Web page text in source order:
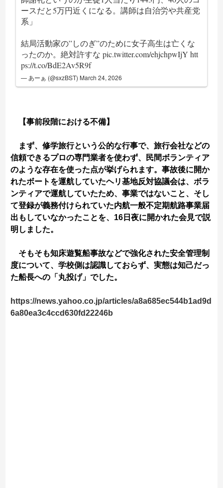
ースだと5万円近くになる。講師は自治労や共産党
系」
結局活動家の”しのぎ”のために女子高生は亡くな
ったのか。絶対許すなpic.twitter.com/ehjchpwIjY htt
ps://t.co/BdE2Av5R9f
— あーぁ (@sxzBST) March 24, 2026
【事前段階における不備】
まず、修学旅行という公的な行事で、旅行会社などの
信頼できるプロの専門業者を使わず、民間ボランティア
のような存在を使った点が挙げられます。事故後に開か
れたボートを運航していたヘリ基地反対協議会は、ボラ
ンティアで運航していたため、事業ではないこと、そし
て登録が義務付けられていた内航一般不定期航路事業届
出もしていなかったことを、16日夜に開かれた会見で説
明しました。
そもそも知床遊覧船事故などで強化された安全管理制
度について、学校側は認識しておらず、実態は知己だっ
た船長への「丸投げ」でした。
https://news.yahoo.co.jp/articles/a8a685ec544b1ad9d
6a80ea3c4ccd630fd22246b